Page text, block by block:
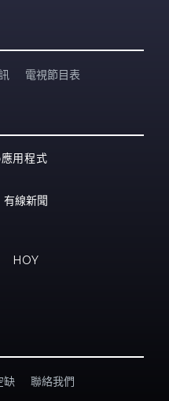
電視節目表
用程式
有線新聞
HOY
缺 聯絡我們